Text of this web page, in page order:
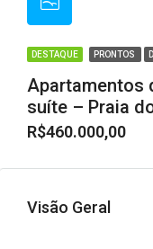
DESTAQUE PRONTOS
Apartamentos
suíte – Praia
R$460.000,00
Visão Geral